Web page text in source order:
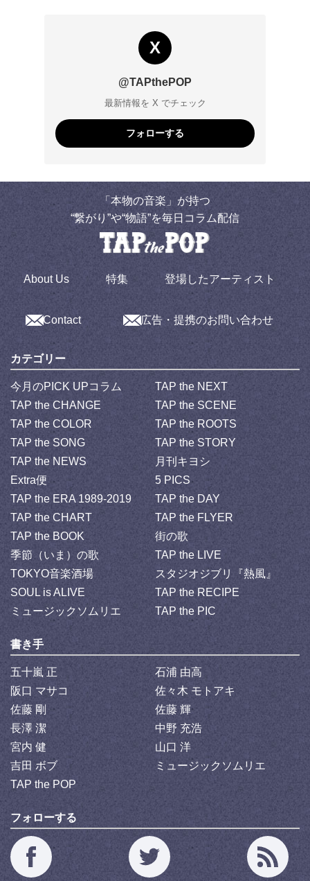
X
@TAPthePOP
最新情報を X でチェック
フォローする
「本物の音楽」が持つ
“繋がり”や“物語”を毎日コラム配信
About Us 特集 登場したアーティスト
Contact 広告・提携のお問い合わせ
カテゴリー
今月のPICK UPコラム
TAP the NEXT
TAP the CHANGE
TAP the SCENE
TAP the COLOR
TAP the ROOTS
TAP the SONG
TAP the STORY
TAP the NEWS
月刊キヨシ
Extra便
5 PICS
TAP the ERA 1989-2019
TAP the DAY
TAP the CHART
TAP the FLYER
TAP the BOOK
街の歌
季節（いま）の歌
TAP the LIVE
TOKYO音楽酒場
スタジオジブリ『熱風』
SOUL is ALIVE
TAP the RECIPE
ミュージックソムリエ
TAP the PIC
書き手
五十嵐 正
石浦 由高
阪口 マサコ
佐々木 モトアキ
佐藤 剛
佐藤 輝
長澤 潔
中野 充浩
宮内 健
山口 洋
吉田 ボブ
ミュージックソムリエ
TAP the POP
フォローする